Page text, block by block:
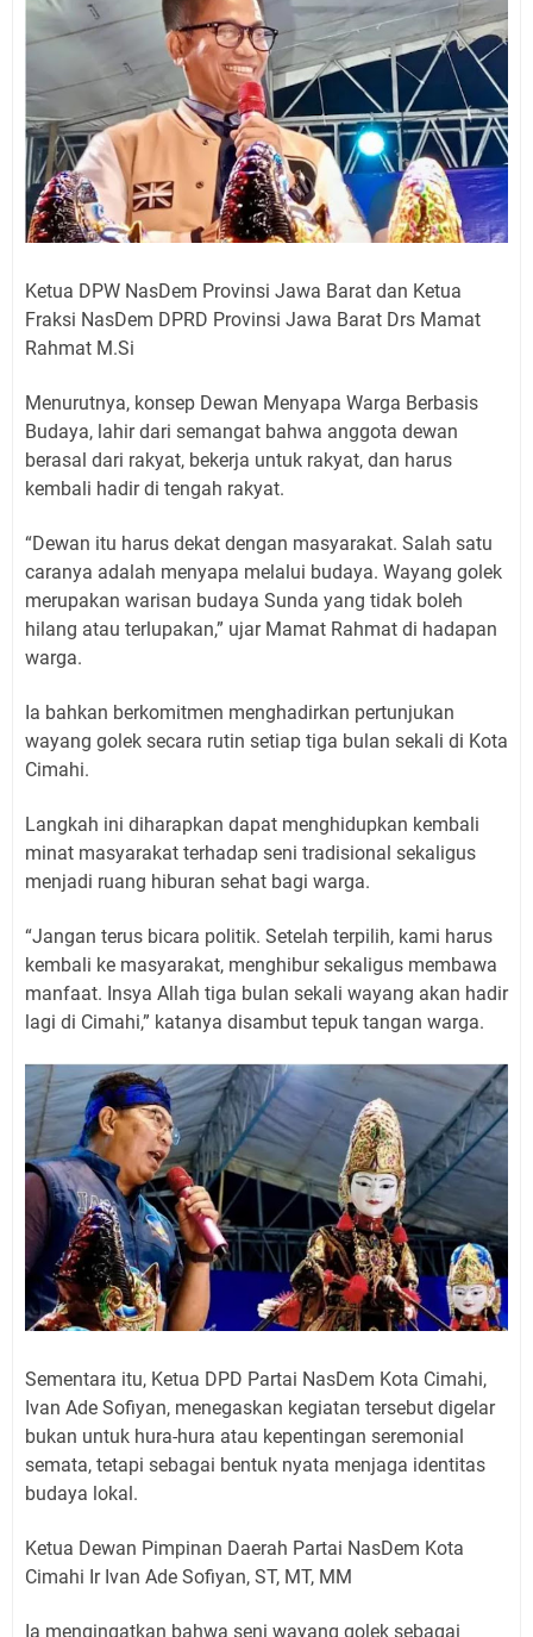
Ketua DPW NasDem Provinsi Jawa Barat dan Ketua
Fraksi NasDem DPRD Provinsi Jawa Barat Drs Mamat
Rahmat M.Si
Menurutnya, konsep Dewan Menyapa Warga Berbasis
Budaya, lahir dari semangat bahwa anggota dewan
berasal dari rakyat, bekerja untuk rakyat, dan harus
kembali hadir di tengah rakyat.
“Dewan itu harus dekat dengan masyarakat. Salah satu
caranya adalah menyapa melalui budaya. Wayang golek
merupakan warisan budaya Sunda yang tidak boleh
hilang atau terlupakan,” ujar Mamat Rahmat di hadapan
warga.
Ia bahkan berkomitmen menghadirkan pertunjukan
wayang golek secara rutin setiap tiga bulan sekali di Kota
Cimahi.
Langkah ini diharapkan dapat menghidupkan kembali
minat masyarakat terhadap seni tradisional sekaligus
menjadi ruang hiburan sehat bagi warga.
“Jangan terus bicara politik. Setelah terpilih, kami harus
kembali ke masyarakat, menghibur sekaligus membawa
manfaat. Insya Allah tiga bulan sekali wayang akan hadir
lagi di Cimahi,” katanya disambut tepuk tangan warga.
Sementara itu, Ketua DPD Partai NasDem Kota Cimahi,
Ivan Ade Sofiyan, menegaskan kegiatan tersebut digelar
bukan untuk hura-hura atau kepentingan seremonial
semata, tetapi sebagai bentuk nyata menjaga identitas
budaya lokal.
Ketua Dewan Pimpinan Daerah Partai NasDem Kota
Cimahi Ir Ivan Ade Sofiyan, ST, MT, MM
Ia mengingatkan bahwa seni wayang golek sebagai